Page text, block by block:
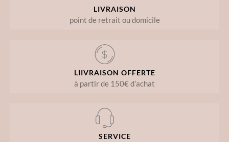
LIVRAISON
point de retrait ou domicile
LIIVRAISON OFFERTE
à partir de 150€ d’achat
SERVICE